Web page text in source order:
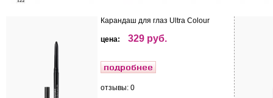
Карандаш для глаз Ultra Colour
цена: 329 руб.
отзывы: 0